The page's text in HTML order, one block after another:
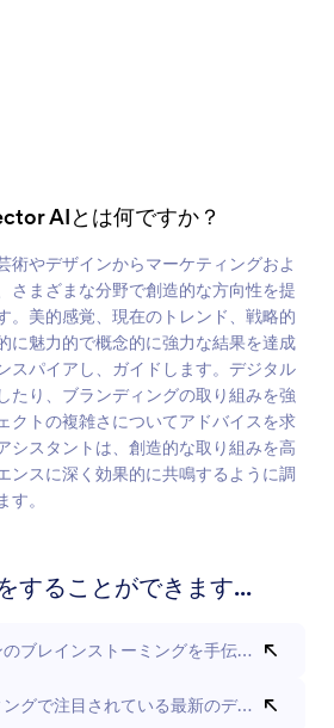
AIとは何ですか？
術やデザインからマーケティングおよ
さまざまな分野で創造的な方向性を提
。美的感覚、現在のトレンド、戦略的
に魅力的で概念的に強力な結果を達成
スパイアし、ガイドします。デジタル
たり、ブランディングの取り組みを強
クトの複雑さについてアドバイスを求
シスタントは、創造的な取り組みを高
ンスに深く効果的に共鳴するように調
。
することができます...
ブレインストーミングを手伝ってもらえ
グで注目されている最新のデザイン傾向